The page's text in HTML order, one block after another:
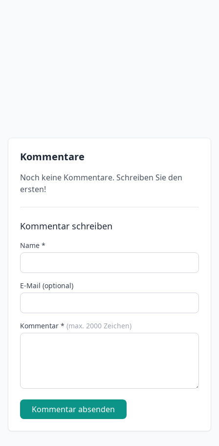
Kommentare
Noch keine Kommentare. Schreiben Sie den
ersten!
Kommentar schreiben
Name *
E-Mail (optional)
Kommentar * (max. 2000 Zeichen)
Kommentar absenden